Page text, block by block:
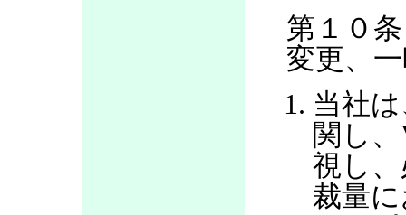
第１０
変更、
当社
関し
視し
裁量